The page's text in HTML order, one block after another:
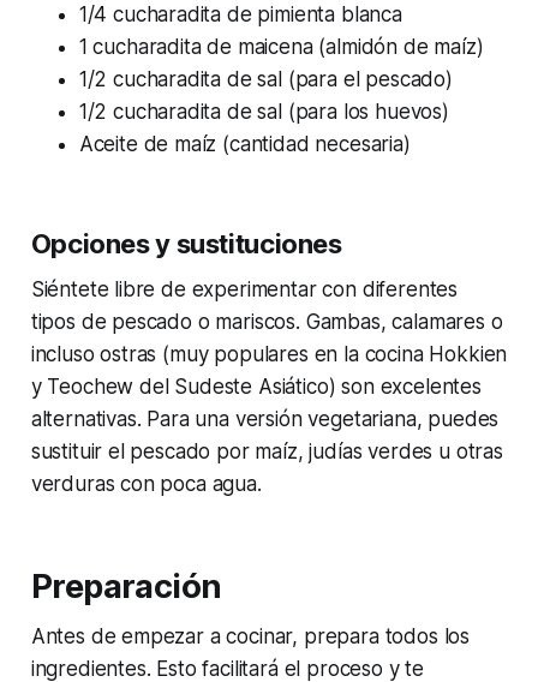
1/4 cucharadita de pimienta blanca
1 cucharadita de maicena (almidón de maíz)
1/2 cucharadita de sal (para el pescado)
1/2 cucharadita de sal (para los huevos)
Aceite de maíz (cantidad necesaria)
Opciones y sustituciones
Siéntete libre de experimentar con diferentes
tipos de pescado o mariscos. Gambas, calamares o
incluso ostras (muy populares en la cocina Hokkien
y Teochew del Sudeste Asiático) son excelentes
alternativas. Para una versión vegetariana, puedes
sustituir el pescado por maíz, judías verdes u otras
verduras con poca agua.
Preparación
Antes de empezar a cocinar, prepara todos los
ingredientes. Esto facilitará el proceso y te